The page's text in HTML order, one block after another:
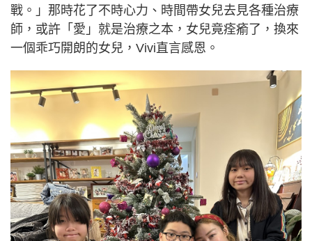
戰。」那時花了不時心力、時間帶女兒去見各種治療
師，或許「愛」就是治療之本，女兒竟痊瘉了，換來
一個乖巧開朗的女兒，Vivi直言感恩。